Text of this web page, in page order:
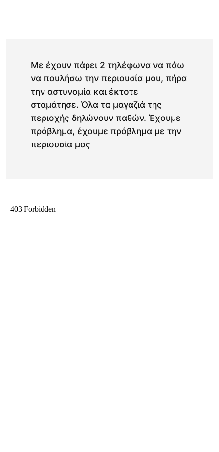
Με έχουν πάρει 2 τηλέφωνα να πάω
να πουλήσω την περιουσία μου, πήρα
την αστυνομία και έκτοτε
σταμάτησε. Όλα τα μαγαζιά της
περιοχής δηλώνουν παθών. Έχουμε
πρόβλημα, έχουμε πρόβλημα με την
περιουσία μας